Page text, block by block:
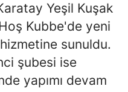
Samsun
Siirt
Sinop
Yeşil Kuşak
Kubbe'de yeni
sunuldu.
şubesi ise
yapımı devam